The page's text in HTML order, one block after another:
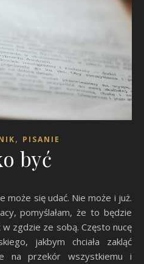
, PISANIE
być
pomyślałam, że to będzie
zgdzie ze sobą. Często nucę
jakbym chciała zakląć
na przekór wszystkiemu i